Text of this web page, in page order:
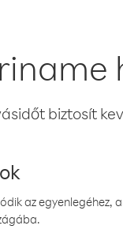
biztosít
az